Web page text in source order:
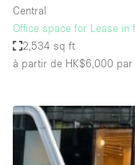
Mobilier
Parking Privé
Portants
Presentoir Vitrine
Central
Office space for Lease in
2,534 sq ft
à partir de HK$6,000 par